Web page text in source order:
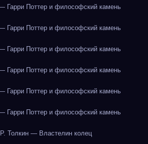
Гарри Поттер и философский камень
Гарри Поттер и философский камень
Гарри Поттер и философский камень
Гарри Поттер и философский камень
Гарри Поттер и философский камень
Гарри Поттер и философский камень
Толкин — Властелин колец